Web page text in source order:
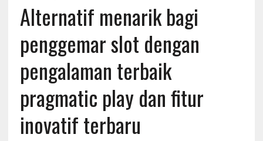
Alternatif menarik bagi
penggemar slot dengan
pengalaman terbaik
pragmatic play dan fitur
inovatif terbaru